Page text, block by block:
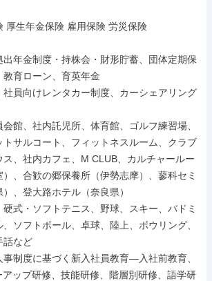
厚生年金保険 雇用保険 労災保険
出年金制度・持株会・財形貯蓄、団体定期保
教育ローン、育英年金
員向けレンタカー制度、カーシェアリング
会館、社内託児所、体育館、ゴルフ練習場、
トサルコート、フィットネスルーム、クラブ
、社内カフェ、M CLUB、カルチャールー
）、合歓の郷保養所（伊勢志摩）、蓼科セミ
、登大路ホテル（奈良県）
硬式・ソフトテニス、野球、スキー、バドミ
ソフトボール、卓球、陸上、ボウリング、
話など
事制度に基づく新入社員教育―入社前教育、
ップ研修、技能研修、階層別研修、語学研